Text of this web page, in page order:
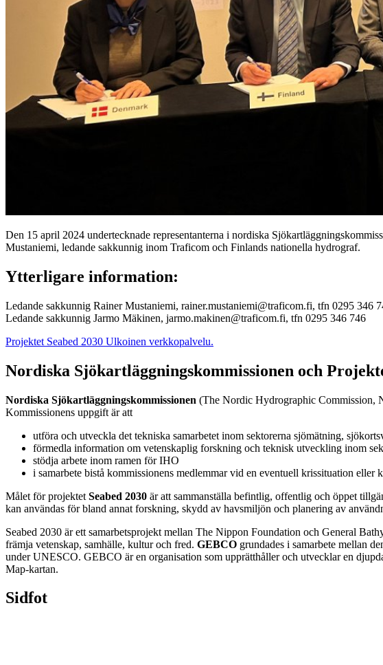
Den 15 april 2024 undertecknade representanterna i nordiska
Mustaniemi, ledande sakkunnig inom Traficom och Finlands nationella hydrograf.
Ytterligare information:
Ledande sakkunnig Rainer Mustaniemi, rainer.mustaniemi@traficom.fi, tfn 0295 346
Ledande sakkunnig Jarmo Mäkinen, jarmo.makinen@traficom.fi, tfn 0295 346 746
Projektet Seabed 2030 Ulkoinen verkkopalvelu.
Nordiska Sjökartläggningskommissionen och
Nordiska Sjökartläggningskommissionen (The Nordic Hydrographic Commission,
Kommissionens uppgift är att
utföra och utveckla det tekniska samarbetet inom sektorerna sjömätning,
förmedla information om vetenskaplig forskning och teknisk utveckling inom
stödja arbete inom ramen för IHO
i samarbete bistå kommissionens medlemmar vid en eventuell krissituation eller
Målet för projektet Seabed 2030 är att sammanställa befintlig, offentlig och öppet
kan användas för bland annat forskning, skydd av havsmiljön och planering av
Seabed 2030 är ett samarbetsprojekt mellan The Nippon Foundation och General
främja vetenskap, samhälle, kultur och fred. GEBCO grundades i samarbete mellan
under UNESCO. GEBCO är en organisation som upprätthåller och utvecklar en
Map-kartan.
Sidfot